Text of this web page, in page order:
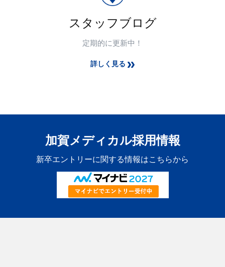
スタッフブログ
定期的に更新中！
詳しく見る
加賀メディカル採用情報
新卒エントリーに関する情報はこちらから